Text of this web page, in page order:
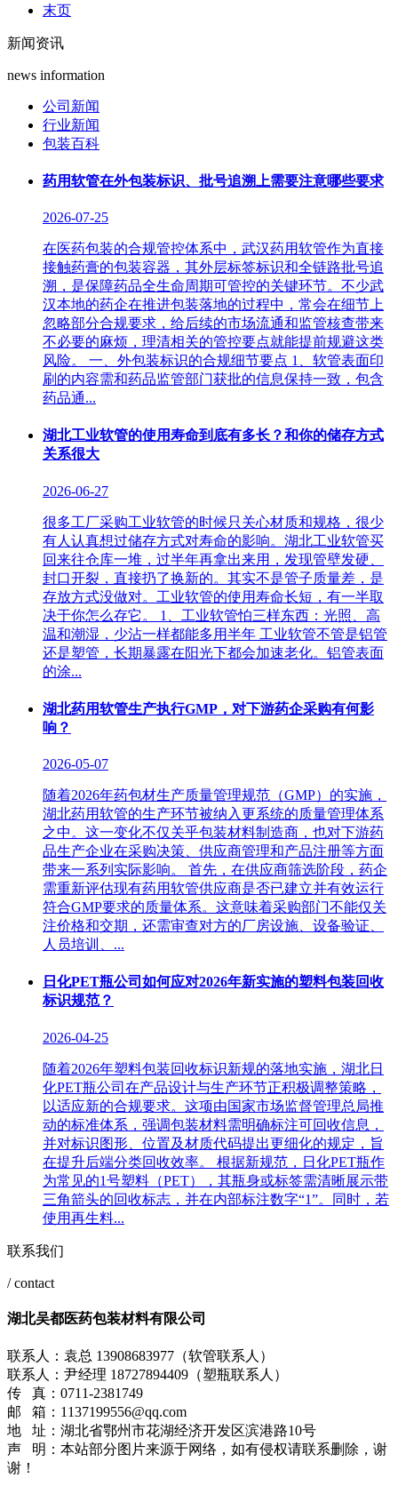
末页
新闻资讯
news information
公司新闻
行业新闻
包装百科
药用软管在外包装标识、批号追溯上需要注意哪些要求
2026-07-25
在医药包装的合规管控体系中，武汉药用软管作为直接
接触药膏的包装容器，其外层标签标识和全链路批号追
溯，是保障药品全生命周期可管控的关键环节。不少武
汉本地的药企在推进包装落地的过程中，常会在细节上
忽略部分合规要求，给后续的市场流通和监管核查带来
不必要的麻烦，理清相关的管控要点就能提前规避这类
风险。 一、外包装标识的合规细节要点 1、软管表面印
刷的内容需和药品监管部门获批的信息保持一致，包含
药品通...
湖北工业软管的使用寿命到底有多长？和你的储存方式
关系很大
2026-06-27
很多工厂采购工业软管的时候只关心材质和规格，很少
有人认真想过储存方式对寿命的影响。湖北工业软管买
回来往仓库一堆，过半年再拿出来用，发现管壁发硬、
封口开裂，直接扔了换新的。其实不是管子质量差，是
存放方式没做对。工业软管的使用寿命长短，有一半取
决于你怎么存它。 1、工业软管怕三样东西：光照、高
温和潮湿，少沾一样都能多用半年‌ 工业软管不管是铝管
还是塑管，长期暴露在阳光下都会加速老化。铝管表面
的涂...
湖北药用软管生产执行GMP，对下游药企采购有何影
响？
2026-05-07
随着2026年药包材生产质量管理规范（GMP）的实施，
湖北药用软管的生产环节被纳入更系统的质量管理体系
之中。这一变化不仅关乎包装材料制造商，也对下游药
品生产企业在采购决策、供应商管理和产品注册等方面
带来一系列实际影响。 首先，在供应商筛选阶段，药企
需重新评估现有药用软管供应商是否已建立并有效运行
符合GMP要求的质量体系。这意味着采购部门不能仅关
注价格和交期，还需审查对方的厂房设施、设备验证、
人员培训、...
日化PET瓶公司如何应对2026年新实施的塑料包装回收
标识规范？
2026-04-25
随着2026年塑料包装回收标识新规的落地实施，湖北日
化PET瓶公司在产品设计与生产环节正积极调整策略，
以适应新的合规要求。这项由国家市场监督管理总局推
动的标准体系，强调包装材料需明确标注可回收信息，
并对标识图形、位置及材质代码提出更细化的规定，旨
在提升后端分类回收效率。 根据新规范，日化PET瓶作
为常见的1号塑料（PET），其瓶身或标签需清晰展示带
三角箭头的回收标志，并在内部标注数字“1”。同时，若
使用再生料...
联系我们
/ contact
湖北吴都医药包装材料有限公司
联系人：袁总 13908683977（软管联系人）
联系人：尹经理 18727894409（塑瓶联系人）
传 真：0711-2381749
邮 箱：1137199556@qq.com
地 址：湖北省鄂州市花湖经济开发区滨港路10号
声 明：本站部分图片来源于网络，如有侵权请联系删除，谢
谢！